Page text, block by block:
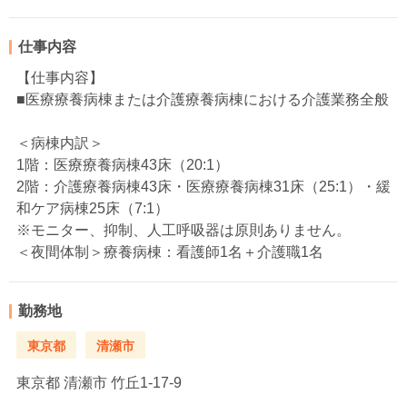
仕事内容
【仕事内容】
■医療療養病棟または介護療養病棟における介護業務全般
＜病棟内訳＞
1階：医療療養病棟43床（20:1）
2階：介護療養病棟43床・医療療養病棟31床（25:1）・緩
和ケア病棟25床（7:1）
※モニター、抑制、人工呼吸器は原則ありません。
＜夜間体制＞療養病棟：看護師1名＋介護職1名
勤務地
東京都 清瀬市
東京都 清瀬市 竹丘1-17-9